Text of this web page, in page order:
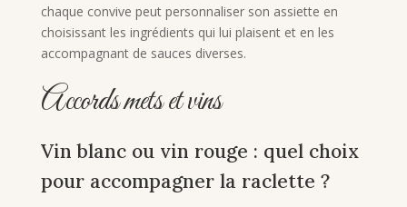
chaque convive peut personnaliser son assiette en
choisissant les ingrédients qui lui plaisent et en les
accompagnant de sauces diverses.
Accords mets et vins
Vin blanc ou vin rouge : quel choix
pour accompagner la raclette ?